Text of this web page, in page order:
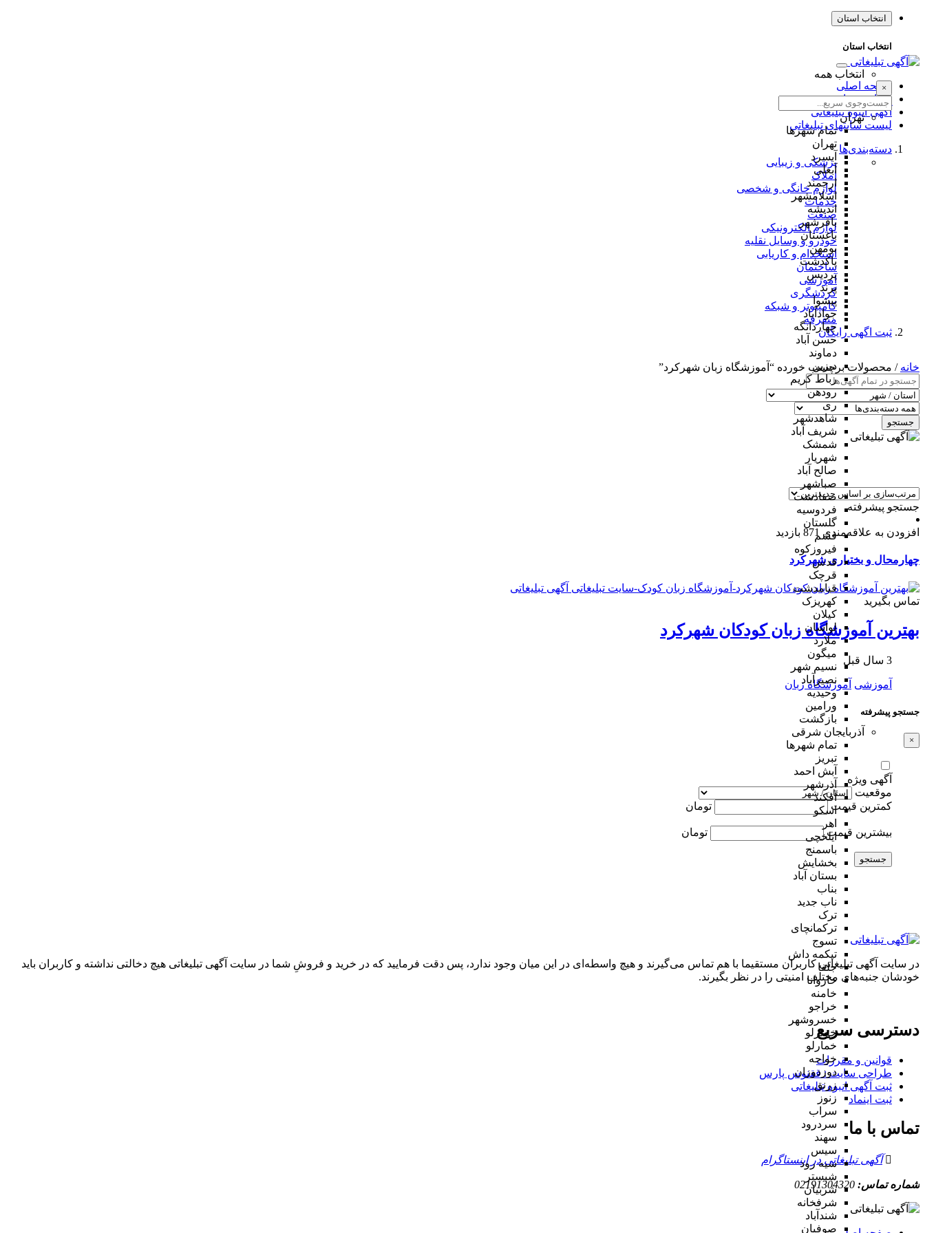
انتخاب استان
انتخاب استان
انتخاب همه
×
تهران
تمام شهر‌ها
تهران
آبسرد
آبعلی
ارجمند
اسلامشهر
اندیشه
باقرشهر
باغستان
بومهن
پاکدشت
پردیس
پرند
پیشوا
جوادآباد
چهاردانگه
حسن آباد
دماوند
دیزین
رباط کریم
رودهن
ری
شاهدشهر
شریف آباد
شمشک
شهریار
صالح آباد
صباشهر
صفادشت
فردوسیه
گلستان
فشم
فیروزکوه
قدس
قرچک
قیامدشت
کهریزک
کیلان
لواسان
ملارد
میگون
نسیم شهر
نصیرآباد
وحیدیه
ورامین
بازگشت
آذربایجان شرقی
تمام شهر‌ها
تبریز
آبش احمد
آذرشهر
آقکند
اسکو
اهر
ایلخچی
باسمنج
بخشایش
بستان آباد
بناب
ناب جدید
ترک
ترکمانچای
تسوج
تیکمه داش
جلفا
خاروانا
خامنه
خراجو
خسروشهر
خضرلو
خمارلو
خواجه
دوزدوزان
زرنق
زنوز
سراب
سردرود
سهند
سیس
سیه رود
شبستر
شربیان
شرفخانه
شندآباد
صوفیان
صفحه اصلی
طراحی سایت
آگهی انبوه تبلیغاتی
لیست سایتهای تبلیغاتی
دسته‌بندی‌ها
پزشکی و زیبایی
املاک
لوازم خانگی و شخصی
خدمات
صنعت
لوازم الکترونیکی
خودرو و وسایل نقلیه
استخدام و کاریابی
ساختمان
آموزشی
گردشگری
کامپیوتر و شبکه
متفرقه
ثبت اگهی رایگان
خانه / محصولات برچسب خورده “آموزشگاه زبان شهرکرد”
جستجو
جستجو پیشرفته
افزودن به علاقه‌مندی 871 بازدید
چهارمحال و بختیاری شهرکرد
تماس بگیرید
بهترین آموزشگاه زبان کودکان شهرکرد
3 سال قبل
آموزشی آموزشگاه زبان
جستجو پیشرفته
×
آگهی ویژه
موقعیت
کمترین قیمت
تومان
بیشترین قیمت تومان
جستجو
در سایت آگهی تبلیغاتی کاربران مستقیما با هم تماس می‌گیرند و هیچ واسطه‌ای در این میان وجود ندارد، پس دقت فرمایید که در خرید و فروشِ شما در سایت آگهی تبلیغاتی هیچ دخالتی نداشته و کاربران باید
خودشان جنبه‌های مختلف امنیتی را در نظر بگیرند.
دسترسی سریع
قوانین و مقررات
طراحی سایت : ققنوس پارس
ثبت آگهی انبوه تبلیغاتی
ثبت اینماد
تماس با ما
آگهی تبلیغاتی در اینستاگرام
شماره تماس: 02191304320